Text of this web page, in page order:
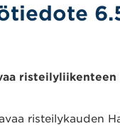
risteilyliikenteen
risteilykauden